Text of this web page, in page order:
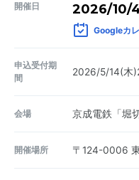
開催日 2026/10/
Googleカ
申込受付期
間
2026/5/14(木
会場 京成電鉄「堀
開催場所 〒124-0006